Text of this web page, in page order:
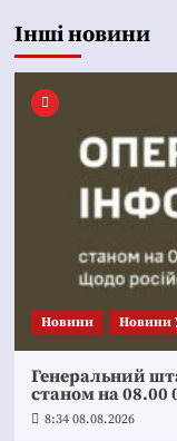
Інші новини
Новини Новини
Генеральний
станом на 08.00
8:34 08.08.2026